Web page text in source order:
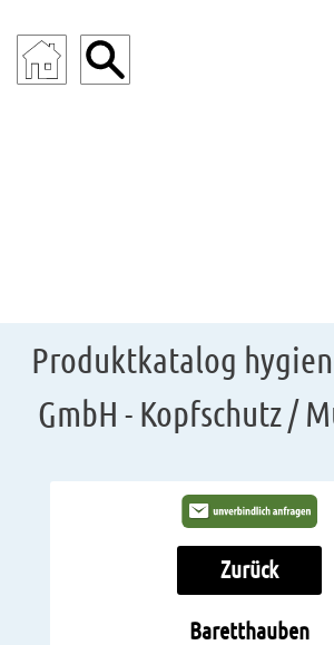
Produktkatalog
GmbH - Kopfschutz /
Zurück
Baretthauben